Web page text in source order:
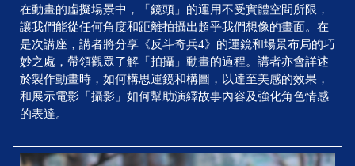
在動畫的虛擬場景中，「鏡頭」的運用不受實體空間所限，
讓我們能從任何角度和距離拍攝出超乎我們想像的畫面。在
是次講座，講者將分享《反斗奇兵4》的運鏡和場景布局的巧
妙之處，帶領觀眾了解「拍攝」動畫的過程。講者亦會詳述
於製作動畫時，如何構思運鏡和構圖，以達至美感的效果，
和展示電影「攝影」如何幫助演繹故事內容及強化角色情感
的表達。